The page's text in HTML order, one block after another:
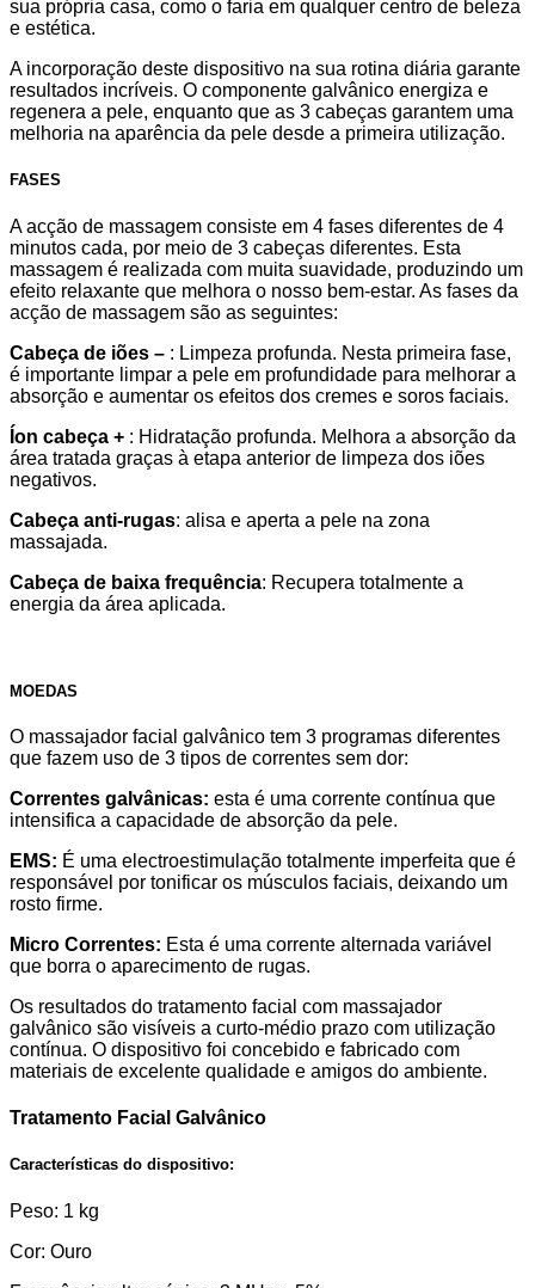
sua própria casa, como o faria em qualquer centro de beleza
e estética.
A incorporação deste dispositivo na sua rotina diária garante
resultados incríveis. O componente galvânico energiza e
regenera a pele, enquanto que as 3 cabeças garantem uma
melhoria na aparência da pele desde a primeira utilização.
FASES
A acção de massagem consiste em 4 fases diferentes de 4
minutos cada, por meio de 3 cabeças diferentes. Esta
massagem é realizada com muita suavidade, produzindo um
efeito relaxante que melhora o nosso bem-estar. As fases da
acção de massagem são as seguintes:
Cabeça de iões – : Limpeza profunda. Nesta primeira fase,
é importante limpar a pele em profundidade para melhorar a
absorção e aumentar os efeitos dos cremes e soros faciais.
Íon cabeça + : Hidratação profunda. Melhora a absorção da
área tratada graças à etapa anterior de limpeza dos iões
negativos.
Cabeça anti-rugas: alisa e aperta a pele na zona
massajada.
Cabeça de baixa frequência: Recupera totalmente a
energia da área aplicada.
MOEDAS
O massajador facial galvânico tem 3 programas diferentes
que fazem uso de 3 tipos de correntes sem dor:
Correntes galvânicas: esta é uma corrente contínua que
intensifica a capacidade de absorção da pele.
EMS: É uma electroestimulação totalmente imperfeita que é
responsável por tonificar os músculos faciais, deixando um
rosto firme.
Micro Correntes: Esta é uma corrente alternada variável
que borra o aparecimento de rugas.
Os resultados do tratamento facial com massajador
galvânico são visíveis a curto-médio prazo com utilização
contínua. O dispositivo foi concebido e fabricado com
materiais de excelente qualidade e amigos do ambiente.
Tratamento Facial Galvânico
Características do dispositivo:
Peso: 1 kg
Cor: Ouro